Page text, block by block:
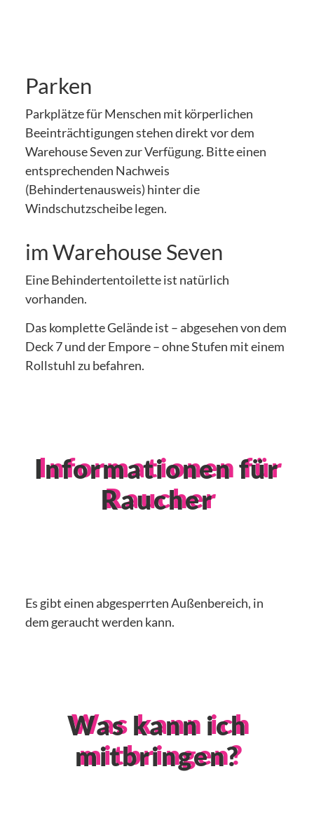
Parken
Parkplätze für Menschen mit körperlichen
Beeinträchtigungen stehen direkt vor dem
Warehouse Seven zur Verfügung. Bitte einen
entsprechenden Nachweis
(Behindertenausweis) hinter die
Windschutzscheibe legen.
im Warehouse Seven
Eine Behindertentoilette ist natürlich
vorhanden.
Das komplette Gelände ist – abgesehen von dem
Deck 7 und der Empore – ohne Stufen mit einem
Rollstuhl zu befahren.
Informationen für
Raucher
Es gibt einen abgesperrten Außenbereich, in
dem geraucht werden kann.
Was kann ich
mitbringen?